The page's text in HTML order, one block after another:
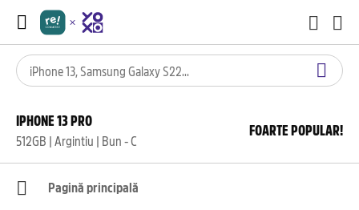
IPHONE 13 PRO
512GB | Argintiu | Bun - C
FOARTE POPULAR!
Pagină principală